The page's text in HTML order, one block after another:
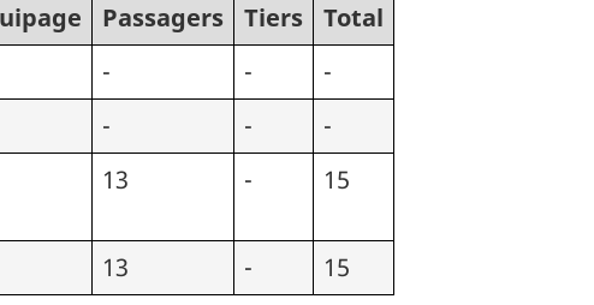
Passagers Tiers
Total
- -
-
- -
-
13 - 15
13 - 15